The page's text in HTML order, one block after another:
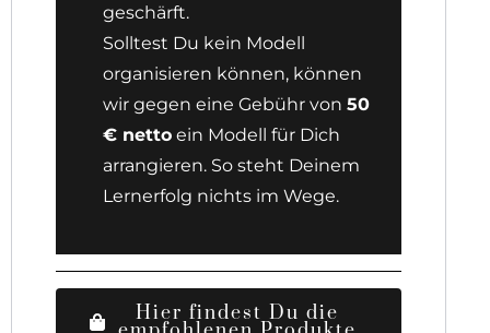
geschärft.
Solltest Du kein Modell
organisieren können, können
wir gegen eine Gebühr von 50
€ netto ein Modell für Dich
arrangieren. So steht Deinem
Lernerfolg nichts im Wege.
Hier findest Du die